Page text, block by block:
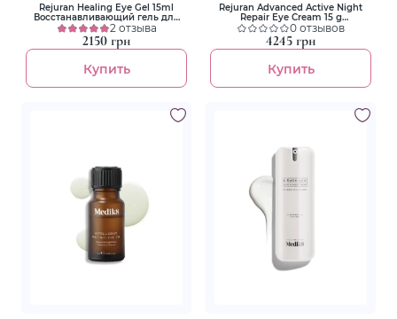
Rejuran Healing Eye Gel 15ml
Восстанавливающий гель для
кожи вокруг глаз
2 отзыва
2150 грн
Купить
Rejuran Advanced Aсtive Night
Repair Eye Cream 15 g
Вдосконалений крем з вітаміном
С для відновлення шкіри
навколо очей
0 отзывов
4245 грн
Купить